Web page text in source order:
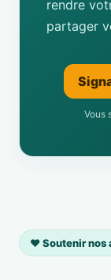
rendre
partager
Vous
❤️ Soutenir nos